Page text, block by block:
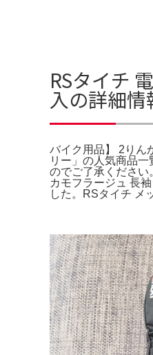
RSタイチ
入の詳細情
バイク用品】 2りん
リー」の人気商品
のでご了承ください
カモフラージュ 長
した。RSタイチ メ